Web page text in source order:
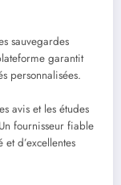
sauvegardes
garantit
personnalisées.
avis et les études
fournisseur fiable
d’excellentes